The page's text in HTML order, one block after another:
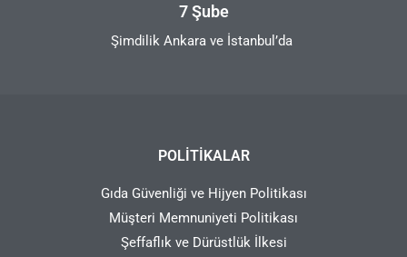
7 Şube
Şimdilik Ankara ve İstanbul’da
POLITIKALAR
Gıda Güvenliği ve Hijyen Politikası
Müşteri Memnuniyeti Politikası
Şeffaflık ve Dürüstlük İlkesi